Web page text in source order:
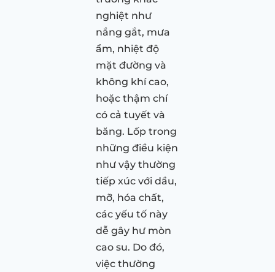
nghiệt như
nắng gắt, mưa
ẩm, nhiệt độ
mặt đường và
không khí cao,
hoặc thậm chí
có cả tuyết và
băng. Lốp trong
những điều kiện
như vậy thường
tiếp xúc với dầu,
mỡ, hóa chất,
các yếu tố này
dễ gây hư mòn
cao su. Do đó,
việc thường